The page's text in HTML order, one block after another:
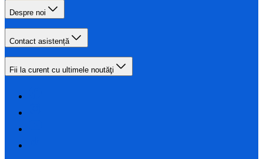
Despre noi
Contact asistență
Fii la curent cu ultimele noutăţi